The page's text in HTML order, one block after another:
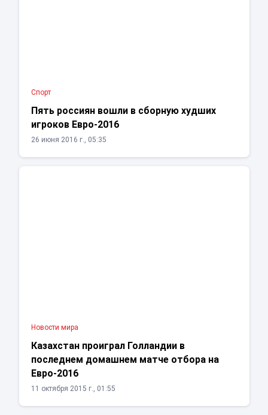
Спорт
Пять россиян вошли в сборную худших
игроков Евро-2016
26 июня 2016 г., 05:35
Новости мира
Казахстан проиграл Голландии в
последнем домашнем матче отбора на
Евро-2016
11 октября 2015 г., 01:55